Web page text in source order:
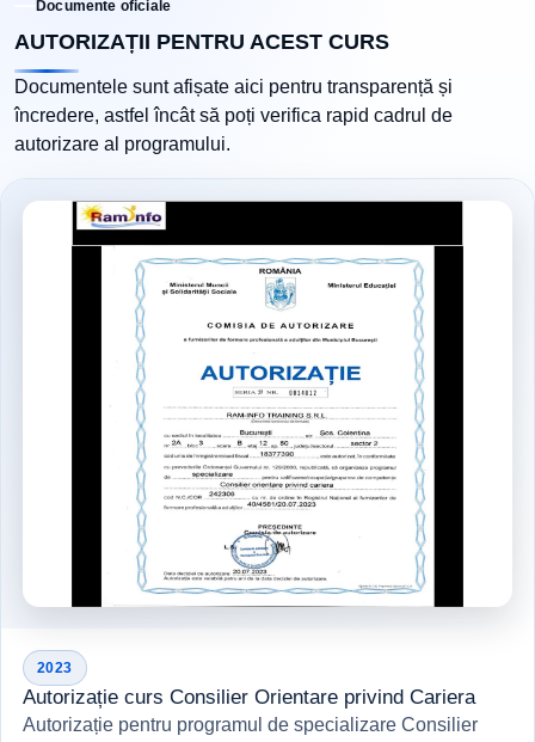
Documente oficiale
AUTORIZAȚII PENTRU ACEST CURS
Documentele sunt afișate aici pentru transparență și
încredere, astfel încât să poți verifica rapid cadrul de
autorizare al programului.
2023
Autorizație curs Consilier Orientare privind Cariera
Autorizație pentru programul de specializare Consilier